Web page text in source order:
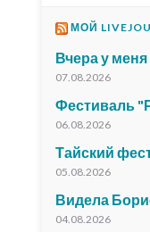
МОЙ
Вчера у
07.08.2026
Фестиваль
06.08.2026
Тайский
05.08.2026
Видела
04.08.2026